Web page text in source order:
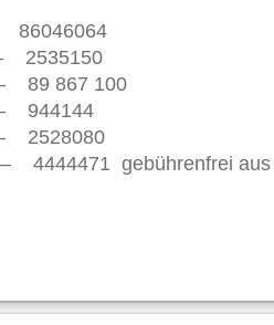
867 100
944144
2528080
gebührenfrei aus